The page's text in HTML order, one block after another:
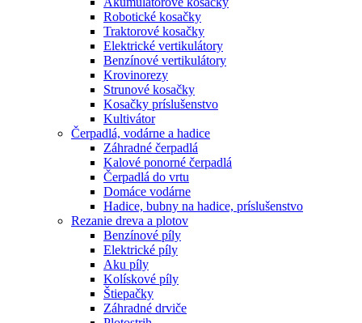
Robotické kosačky
Traktorové kosačky
Elektrické vertikulátory
Benzínové vertikulátory
Krovinorezy
Strunové kosačky
Kosačky príslušenstvo
Kultivátor
Čerpadlá, vodárne a hadice
Záhradné čerpadlá
Kalové ponorné čerpadlá
Čerpadlá do vrtu
Domáce vodárne
Hadice, bubny na hadice, príslušenstvo
Rezanie dreva a plotov
Benzínové píly
Elektrické píly
Aku píly
Kolískové píly
Štiepačky
Záhradné drviče